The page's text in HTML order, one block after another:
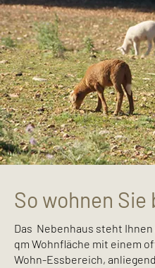
So wohnen Sie
Das Nebenhaus steht Ihnen
qm Wohnfläche mit einem
Wohn-Essbereich,